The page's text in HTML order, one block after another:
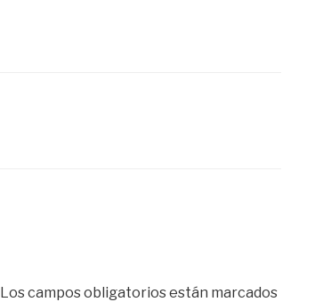
Los campos obligatorios están marcados